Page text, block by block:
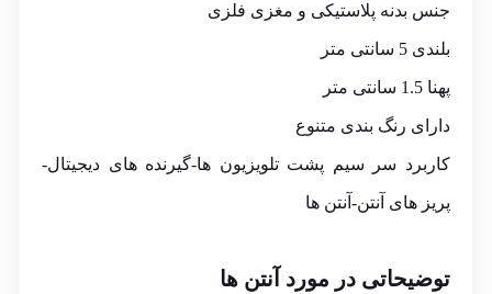
جنس بدنه پلاستیکی و مغزی فلزی
بلندی 5 سانتی متر
پهنا 1.5 سانتی متر
دارای رنگ بندی متنوع
کاربرد سر سیم پشت تلویزیون ها-گیرنده های دیجیتال-
پریز های آنتن-آنتن ها
توضیحاتی در مورد آنتن ها